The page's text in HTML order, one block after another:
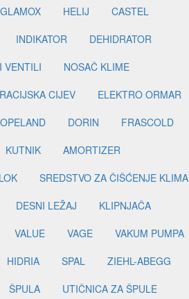
GLAMOX HELIJ
CASTEL
INDIKATOR
DEHIDRATOR
VENTILI
NOSAČ KLIME
CIJEV
ELEKTRO ORMAR
DORIN
FRASCOLD
KUTNIK
AMORTIZER
SREDSTVO ZA ČIŠĆENJE KLIMA
DESNI LEŽAJ
KLIPNJAČA
VALUE VAGE
VAKUM PUMPA
HIDRIA SPAL
ZIEHL-ABEGG
ŠPULA
UTIČNICA ZA ŠPULE